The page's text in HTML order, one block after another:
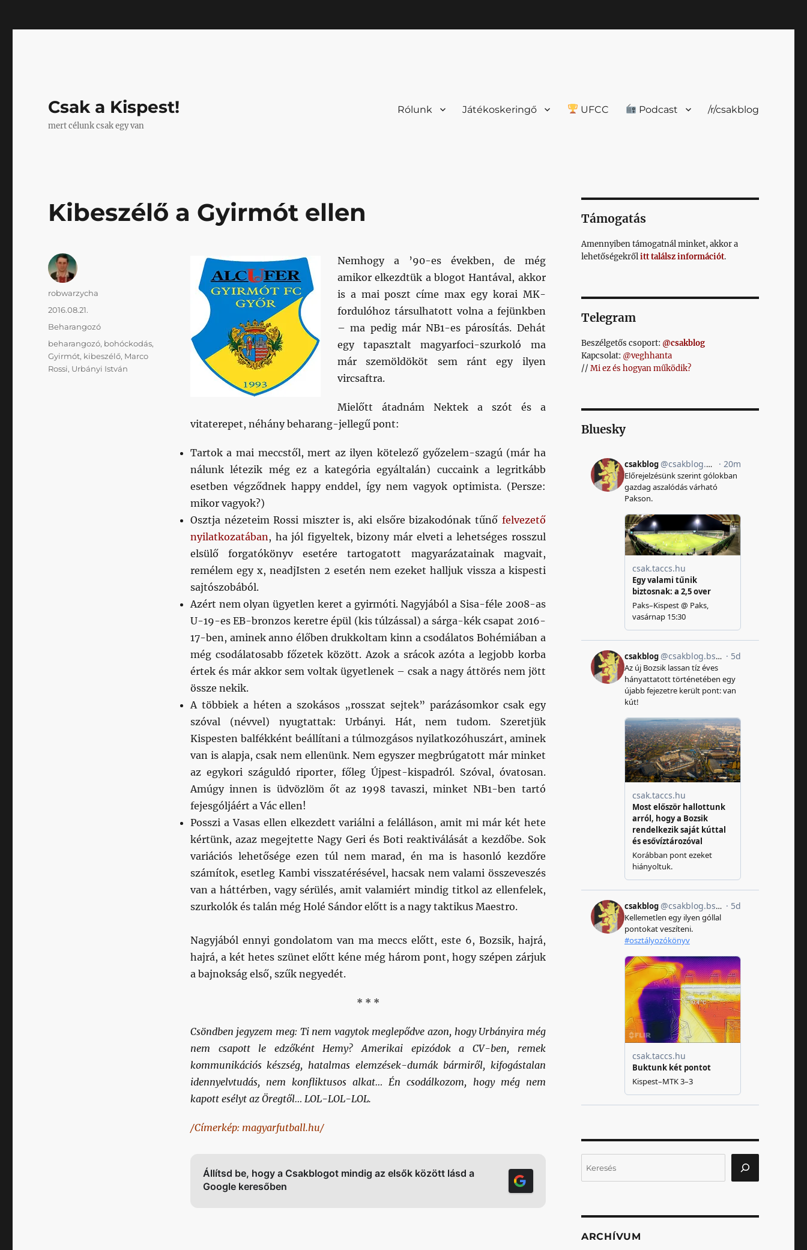
Csak a Kispest!
mert célunk csak egy van
Rólunk Játékoskeringő UFCC Podcast /r/csakblog
Kibeszélő a Gyirmót ellen
Nemhogy a ’90-es években, de még
amikor elkezdtük a blogot Hantával, akkor
is a mai poszt címe max egy korai MK-
fordulóhoz társulhatott volna a fejünkben
– ma pedig már NB1-es párosítás. Dehát
egy tapasztalt magyarfoci-szurkoló ma
már szemöldököt sem ránt egy ilyen
vircsaftra.
Mielőtt átadnám Nektek a szót és a
vitaterepet, néhány beharang-jellegű pont:
Tartok a mai meccstől, mert az ilyen kötelező győzelem-szagú (már ha
nálunk létezik még ez a kategória egyáltalán) cuccaink a legritkább
esetben végződnek happy enddel, így nem vagyok optimista. (Persze:
mikor vagyok?)
Osztja nézeteim Rossi miszter is, aki elsőre bizakodónak tűnő felvezető
nyilatkozatában, ha jól figyeltek, bizony már elveti a lehetséges rosszul
elsülő forgatókönyv esetére tartogatott magyarázatainak magvait,
remélem egy x, neadjIsten 2 esetén nem ezeket halljuk vissza a kispesti
sajtószobából.
Azért nem olyan ügyetlen keret a gyirmóti. Nagyjából a Sisa-féle 2008-as
U-19-es EB-bronzos keretre épül (kis túlzással) a sárga-kék csapat 2016-
17-ben, aminek anno élőben drukkoltam kinn a csodálatos Bohémiában a
még csodálatosabb főzetek között. Azok a srácok azóta a legjobb korba
értek és már akkor sem voltak ügyetlenek – csak a nagy áttörés nem jött
össze nekik.
A többiek a héten a szokásos „rosszat sejtek” parázásomkor csak egy
szóval (névvel) nyugtattak: Urbányi. Hát, nem tudom. Szeretjük
Kispesten balfékként beállítani a túlmozgásos nyilatkozóhuszárt, aminek
van is alapja, csak nem ellenünk. Nem egyszer megbrúgatott már minket
az egykori száguldó riporter, főleg Újpest-kispadról. Szóval, óvatosan.
Amúgy innen is üdvözlöm őt az 1998 tavaszi, minket NB1-ben tartó
fejesgóljáért a Vác ellen!
Posszi a Vasas ellen elkezdett variálni a felálláson, amit mi már két hete
kértünk, azaz megejtette Nagy Geri és Boti reaktiválását a kezdőbe. Sok
variációs lehetősége ezen túl nem marad, én ma is hasonló kezdőre
számítok, esetleg Kambi visszatérésével, hacsak nem valami összeveszés
van a háttérben, vagy sérülés, amit valamiért mindig titkol az ellenfelek,
szurkolók és talán még Holé Sándor előtt is a nagy taktikus Maestro.
Nagyjából ennyi gondolatom van ma meccs előtt, este 6, Bozsik, hajrá,
hajrá, a két hetes szünet előtt kéne még három pont, hogy szépen zárjuk
a bajnokság első, szűk negyedét.
* * *
Csöndben jegyzem meg: Ti nem vagytok meglepődve azon, hogy Urbányira még
nem csapott le edzőként Hemy? Amerikai epizódok a CV-ben, remek
kommunikációs készség, hatalmas elemzések-dumák bármiről, kifogástalan
idennyelvtudás, nem konfliktusos alkat… Én csodálkozom, hogy még nem
kapott esélyt az Öregtől… LOL-LOL-LOL.
/Címerkép: magyarfutball.hu/
Állítsd be, hogy a Csakblogot mindig az elsők között lásd a
Google keresőben
Szerző
robwarzycha
Közzétéve
2016.08.21.
Kategória
Beharangozó
Címke
beharangozó, bohóckodás,
Gyirmót, kibeszélő, Marco
Rossi, Urbányi István
Támogatás
Amennyiben támogatnál minket, akkor a
lehetőségekrőlitt találsz információt.
Telegram
Beszélgetős csoport: @csakblog
Kapcsolat: @veghhanta
// Mi ez és hogyan működik?
Bluesky
ARCHÍVUM